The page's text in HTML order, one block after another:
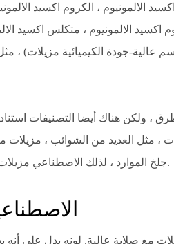
الالمونيوم ، الكروم اكسيد
اكسيد الالمونيوم ، متكلس اكسيد
عالية-جودة الكيميائية مزيلات) ،
، ولكن هناك أيضا التصنيفات
، مثل العديد من الشوائب ، مزيلات
جلخ الموارد ، لذلك الاصطناعي مزيلات هي تقريبا تستخدم في الوقت الحاضر.
1.
مع صلابة عالية. لونه يدل على